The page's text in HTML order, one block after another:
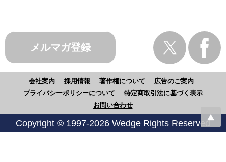
メルマガ登録
会社案内 採用情報 著作権について
広告のご案内
プライバシーポリシーについて
特定商取引法に基づく表示
お問い合わせ
Copyright © 1997-2026 Wedge Rights Reserved